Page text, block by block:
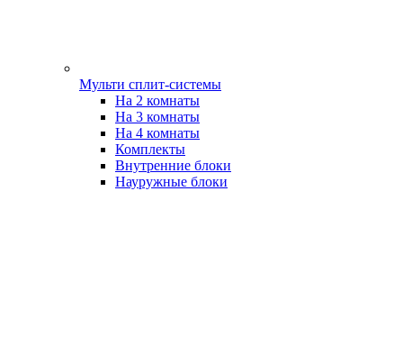
Мульти сплит-системы
На 2 комнаты
На 3 комнаты
На 4 комнаты
Комплекты
Внутренние блоки
Науружные блоки